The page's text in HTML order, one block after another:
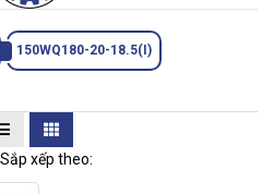
150WQ180-20-18.5(I)
Sắp xếp theo: